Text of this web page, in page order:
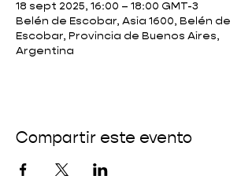
18 sept 2025, 16:00 – 18:00 GMT-3
Belén de Escobar, Asia 1600, Belén de
Escobar, Provincia de Buenos Aires,
Argentina
Compartir este evento